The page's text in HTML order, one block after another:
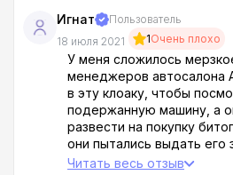
Игнат
Пользователь
18 июля 2021
1Очень плохо
У меня сложилось
менеджеров автосалона
в эту клоаку, чтобы
подержанную машину, а
развести на покупку
они пытались выдать его
транспорт. Эмоции
Читать весь отзыв